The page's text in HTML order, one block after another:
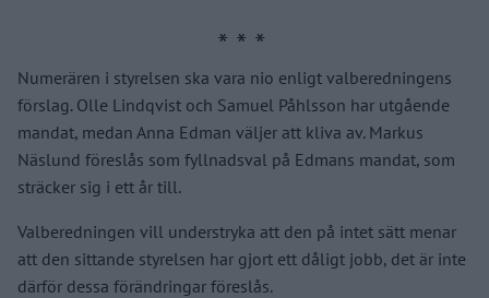
Numerären i styrelsen ska vara nio enligt valberedningens
förslag. Olle Lindqvist och Samuel Påhlsson har utgående
mandat, medan Anna Edman väljer att kliva av. Markus
Näslund föreslås som fyllnadsval på Edmans mandat, som
sträcker sig i ett år till.
Valberedningen vill understryka att den på intet sätt menar
att den sittande styrelsen har gjort ett dåligt jobb, det är inte
därför dessa förändringar föreslås.